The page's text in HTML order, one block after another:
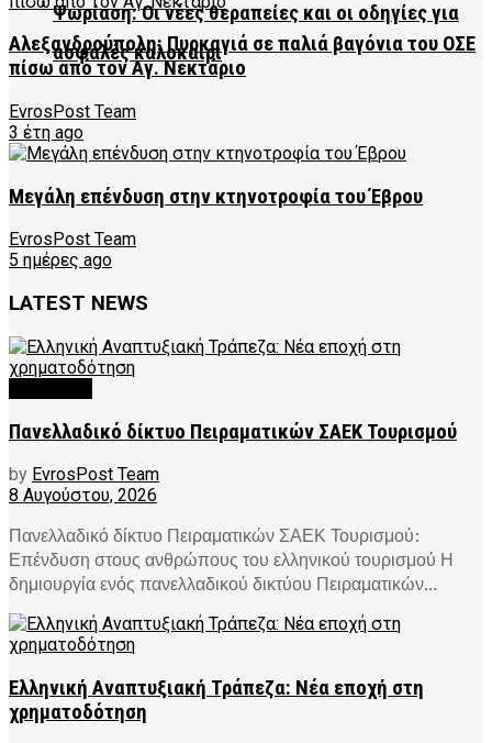
Ψωρίαση: Οι νέες θεραπείες και οι οδηγίες για
ασφαλές καλοκαίρι
Αλεξανδρούπολη: Πυρκαγιά σε παλιά βαγόνια του ΟΣΕ
πίσω από τον Αγ. Νεκτάριο
EvrosPost Team
3 έτη ago
Μεγάλη επένδυση στην κτηνοτροφία του Έβρου
EvrosPost Team
5 ημέρες ago
LATEST NEWS
Πανελλαδικό δίκτυο Πειραματικών ΣΑΕΚ Τουρισμού
by EvrosPost Team
8 Αυγούστου, 2026
Πανελλαδικό δίκτυο Πειραματικών ΣΑΕΚ Τουρισμού:
Επένδυση στους ανθρώπους του ελληνικού τουρισμού Η
δημιουργία ενός πανελλαδικού δικτύου Πειραματικών...
Ελληνική Αναπτυξιακή Τράπεζα: Νέα εποχή στη
χρηματοδότηση